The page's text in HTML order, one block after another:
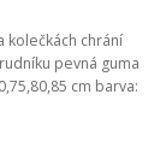
kolečkách chrání
pevná guma
cm barva: